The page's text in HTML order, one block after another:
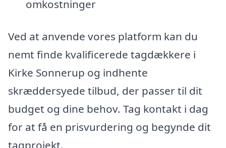
omkostninger
Ved at anvende vores platform kan du
nemt finde kvalificerede tagdækkere i
Kirke Sonnerup og indhente
skræddersyede tilbud, der passer til dit
budget og dine behov. Tag kontakt i dag
for at få en prisvurdering og begynde dit
tagprojekt.